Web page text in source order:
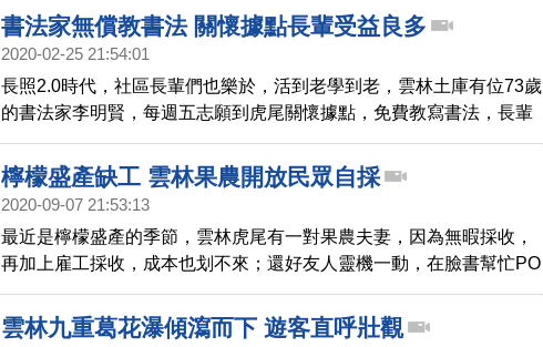
來。
書法家無償教書法 關懷據點長輩受益良多
2020-02-25 21:54:01
長照2.0時代，社區長輩們也樂於，活到老學到老，雲林土庫有位73歲
的書法家李明賢，每週五志願到虎尾關懷據點，免費教寫書法，長輩
們開心的表示，半年來書法功力大幅進步，將來還要合辦師生書法聯
展，認真的程度一點也不輸年輕人。
檸檬盛產缺工 雲林果農開放民眾自採
2020-09-07 21:53:13
最近是檸檬盛產的季節，雲林虎尾有一對果農夫妻，因為無暇採收，
再加上雇工採收，成本也划不來；還好友人靈機一動，在臉書幫忙PO
文，開放民眾自行剪果，因為便宜出售，果然吸引許多民眾自備工具
到場採收。
雲林九重葛花瀑傾瀉而下 遊客直呼壯觀